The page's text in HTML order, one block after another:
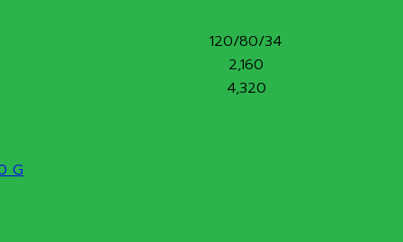
120/80/34
2,160
4,320